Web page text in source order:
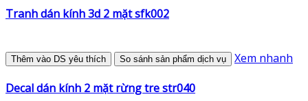
Tranh dán kính 3d 2 mặt sfk002
Thêm vào DS yêu thích So sánh sản phẩm dịch vụ Xem nhanh
Decal dán kính 2 mặt rừng tre str040